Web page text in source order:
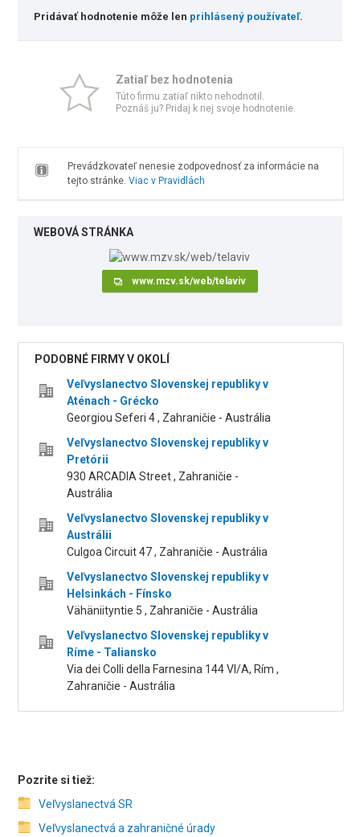
Pridávať hodnotenie môže len prihlásený používateľ.
Zatiaľ bez hodnotenia
Túto firmu zatiaľ nikto nehodnotil.
Poznáš ju? Pridaj k nej svoje hodnotenie.
Prevádzkovateľ nenesie zodpovednosť za informácie na
tejto stránke. Viac v Pravidlách
WEBOVÁ STRÁNKA
www.mzv.sk/web/telaviv
PODOBNÉ FIRMY V OKOLÍ
Veľvyslanectvo Slovenskej republiky v
Aténach - Grécko
Georgiou Seferi 4 , Zahraničie - Austrália
Veľvyslanectvo Slovenskej republiky v
Pretórii
930 ARCADIA Street , Zahraničie -
Austrália
Veľvyslanectvo Slovenskej republiky v
Austrálii
Culgoa Circuit 47 , Zahraničie - Austrália
Veľvyslanectvo Slovenskej republiky v
Helsinkách - Fínsko
Vähäniityntie 5 , Zahraničie - Austrália
Veľvyslanectvo Slovenskej republiky v
Ríme - Taliansko
Via dei Colli della Farnesina 144 VI/A, Rím ,
Zahraničie - Austrália
Pozrite si tiež:
Veľvyslanectvá SR
Veľvyslanectvá a zahraničné úrady